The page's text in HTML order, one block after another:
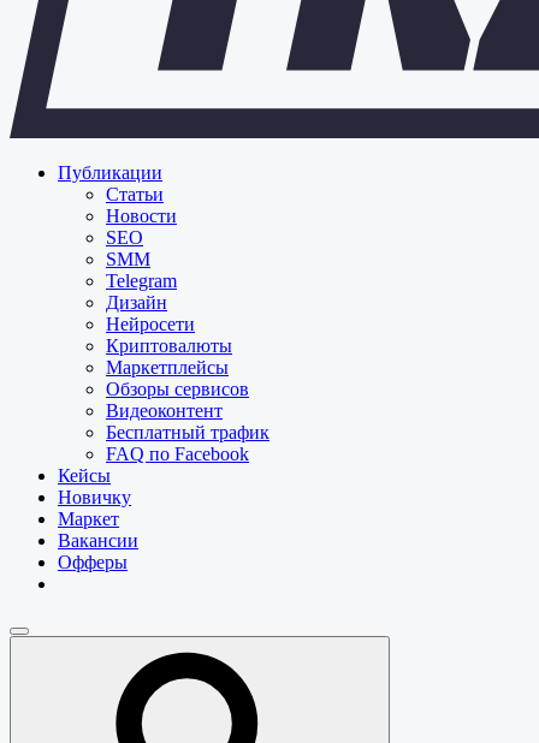
Публикации
Статьи
Новости
SEO
SMM
Telegram
Дизайн
Нейросети
Криптовалюты
Маркетплейсы
Обзоры сервисов
Видеоконтент
Бесплатный трафик
FAQ по Facebook
Кейсы
Новичку
Маркет
Вакансии
Офферы